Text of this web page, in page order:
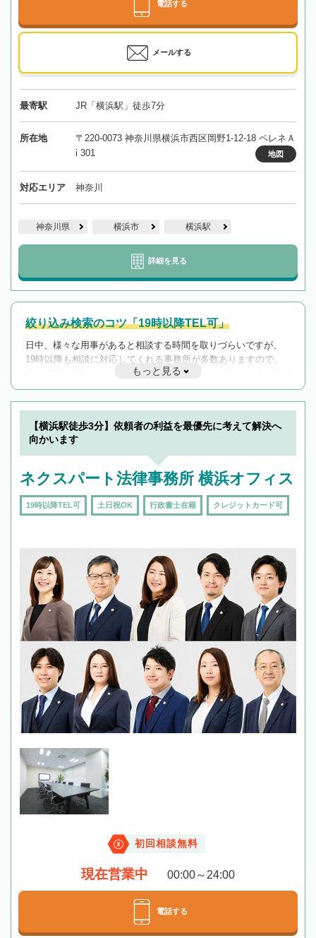
電話する
メールする
最寄駅 JR「横浜駅」徒歩7分
所在地
〒220-0073 神奈川県横浜市西区岡野1-12-18 ペレネＡ
i 301
地図
対応エリア 神奈川
神奈川県 横浜市 横浜駅
詳細を見る
絞り込み検索のコツ「19時以降TEL可」
日中、様々な用事があると相談する時間を取りづらいですが、
19時以降も相談に対応してくれる事務所が多数ありますので、
遅い時間の相談が増えそうな場合はそのような事務所に絞り込
んで検索してみましょう。
19時以降TEL可の条件
を加えて再検索
もっと見る
【横浜駅徒歩3分】依頼者の利益を最優先に考えて解決へ
向かいます
ネクスパート法律事務所 横浜オフィス
19時以降TEL可 土日祝OK 行政書士在籍 クレジットカード可
初回相談無料
現在営業中 00:00～24:00
電話する